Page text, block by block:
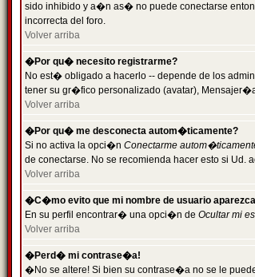
sido inhibido y a�n as� no puede conectarse
incorrecta del foro.
Volver arriba
�Por qu� necesito registrarme?
No est� obligado a hacerlo -- depende de los
tener su gr�fico personalizado (avatar),
Volver arriba
�Por qu� me desconecta autom�ticamente?
Si no activa la opci�n Conectarme
de conectarse. No se recomienda hacer esto si Ud.
Volver arriba
�C�mo evito que mi nombre de usuario
En su perfil encontrar� una opci�n de Ocultar mi
Volver arriba
�Perd� mi contrase�a!
�No se altere! Si bien su contrase�a no se le